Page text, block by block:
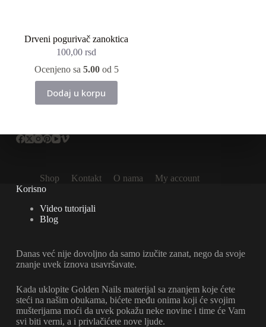
Drveni pogurivač zanoktica
100,00rsd
Ocenjeno sa 5.00od 5
Dodaj u korpu
Shop Kontakt O nama
My account
Korisno
Video tutorijali
Blog
Danas već nije dovoljno da samo izučite zanat, nego da svoje
znanje uvek iznova usavršavate.
Kada uklopite Golden Nails materijal sa znanjem koje ćete
steći na našim obukama, bićete među onima koji će svojim
mušterijama moći da uvek pokažu neke novine i time će Vam
svi biti verni, a i privlačićete nove ljude.